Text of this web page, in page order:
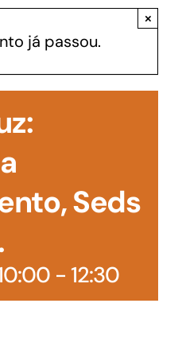
já passou.
×
Seds
- 12:30